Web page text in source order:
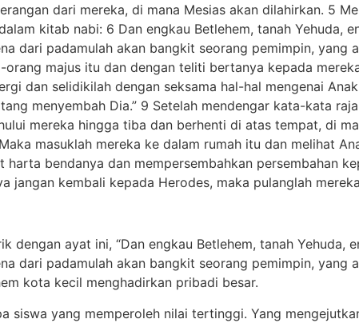
dari mereka, di mana Mesias akan dilahirkan. 5
kitab nabi: 6 Dan engkau Betlehem, tanah Yehuda,
dari padamulah akan bangkit seorang pemimpin, yang
majus itu dan dengan teliti bertanya kepada
dan selidikilah dengan seksama hal-hal mengenai
menyembah Dia.” 9 Setelah mendengar kata-kata
mereka hingga tiba dan berhenti di atas tempat, di
masuklah mereka ke dalam rumah itu dan melihat
bendanya dan mempersembahkan persembahan
jangan kembali kepada Herodes, maka pulanglah
dengan ayat ini, “Dan engkau Betlehem, tanah Yehuda,
dari padamulah akan bangkit seorang pemimpin, yang
kota kecil menghadirkan pribadi besar.
siswa yang memperoleh nilai tertinggi. Yang